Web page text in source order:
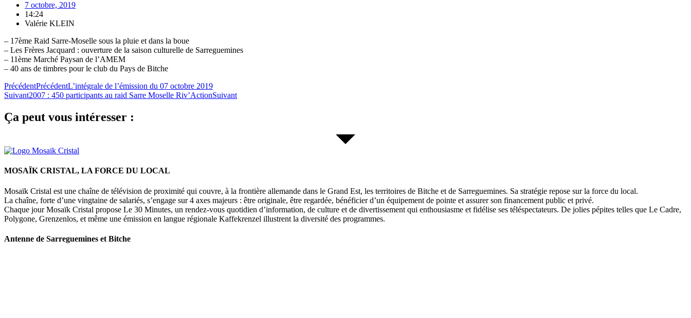
7 octobre, 2019
14:24
Valérie KLEIN
– 17ème Raid Sarre-Moselle sous la pluie et dans la boue
– Les Frères Jacquard : ouverture de la saison culturelle de Sarreguemines
– 11ème Marché Paysan de l’AMEM
– 40 ans de timbres pour le club du Pays de Bitche
PrécédentPrécédentL’intégrale de l’émission du 07 octobre 2019
Suivant2007 : 450 participants au raid Sarre Moselle Riv’ActionSuivant
Ça peut vous intéresser :
MOSAÏK CRISTAL, LA FORCE DU LOCAL
Mosaïk Cristal est une chaîne de télévision de proximité qui couvre, à la frontière allemande dans le Grand Est, les territoires de Bitche et de Sarreguemines. Sa stratégie repose sur la force du local.
La chaîne, forte d’une vingtaine de salariés, s’engage sur 4 axes majeurs : être originale, être regardée, bénéficier d’un équipement de pointe et assurer son financement public et privé.
Chaque jour Mosaïk Cristal propose Le 30 Minutes, un rendez-vous quotidien d’information, de culture et de divertissement qui enthousiasme et fidélise ses téléspectateurs. De jolies pépites telles que Le Cadre,
Polygone, Grenzenlos, et même une émission en langue régionale Kaffekrenzel illustrent la diversité des programmes.
Antenne de Sarreguemines et Bitche